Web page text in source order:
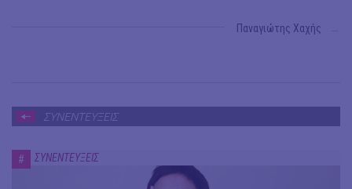
Παναγιώτης Χαχής
ΣΥΝΕΝΤΕΥΞΕΙΣ
# ΣΥΝΕΝΤΕΥΞΕΙΣ